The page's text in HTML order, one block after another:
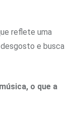
reflete uma
e busca
o que a